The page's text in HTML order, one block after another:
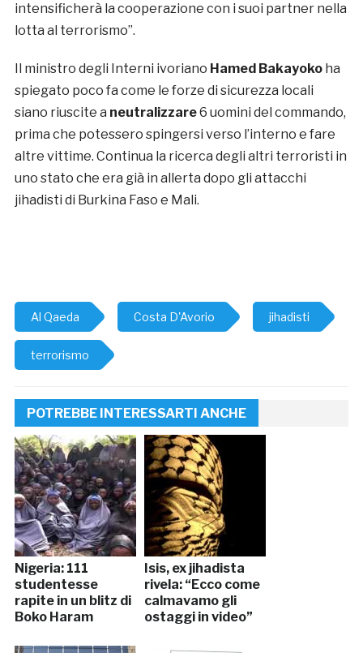
intensificherà la cooperazione con i suoi partner nella
lotta al terrorismo”.
Il ministro degli Interni ivoriano Hamed Bakayokoha
spiegato poco fa come le forze di sicurezza locali
siano riuscite a neutralizzare6 uomini del commando,
prima che potessero spingersi verso l’interno e fare
altre vittime. Continua la ricerca degli altri terroristi in
uno stato che era già in allerta dopo gli attacchi
jihadisti di Burkina Faso e Mali.
Al Qaeda Costa D'Avorio jihadisti
terrorismo
POTREBBE INTERESSARTI ANCHE
Nigeria: 111
studentesse
rapite in un blitz di
Boko Haram
Isis, ex jihadista
rivela: “Ecco come
calmavamo gli
ostaggi in video”